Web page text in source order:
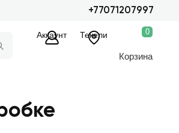
+77071207997
Аккаунт Текели 0
Корзина